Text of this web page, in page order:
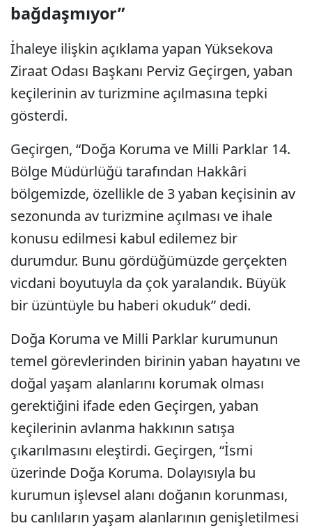
bağdaşmıyor”
İhaleye ilişkin açıklama yapan Yüksekova
Ziraat Odası Başkanı Perviz Geçirgen, yaban
keçilerinin av turizmine açılmasına tepki
gösterdi.
Geçirgen, “Doğa Koruma ve Milli Parklar 14.
Bölge Müdürlüğü tarafından Hakkâri
bölgemizde, özellikle de 3 yaban keçisinin av
sezonunda av turizmine açılması ve ihale
konusu edilmesi kabul edilemez bir
durumdur. Bunu gördüğümüzde gerçekten
vicdani boyutuyla da çok yaralandık. Büyük
bir üzüntüyle bu haberi okuduk” dedi.
Doğa Koruma ve Milli Parklar kurumunun
temel görevlerinden birinin yaban hayatını ve
doğal yaşam alanlarını korumak olması
gerektiğini ifade eden Geçirgen, yaban
keçilerinin avlanma hakkının satışa
çıkarılmasını eleştirdi. Geçirgen, “İsmi
üzerinde Doğa Koruma. Dolayısıyla bu
kurumun işlevsel alanı doğanın korunması,
bu canlıların yaşam alanlarının genişletilmesi